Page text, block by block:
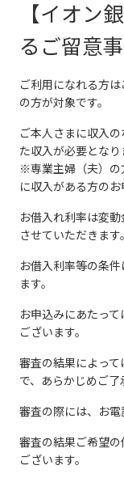
【イオン
るご留意事
ご利用になれる方
の方が対象です。
ご本人さまに収入
た収入が必要となり
※専業主婦（夫）の
に収入がある方の
お借入れ利率は変
させていただきます。
お借入利率等の条
ます。
お申込みにあたっ
ございます。
審査の結果によっ
で、あらかじめご了
審査の際には、お電
審査の結果ご希望
ございます。